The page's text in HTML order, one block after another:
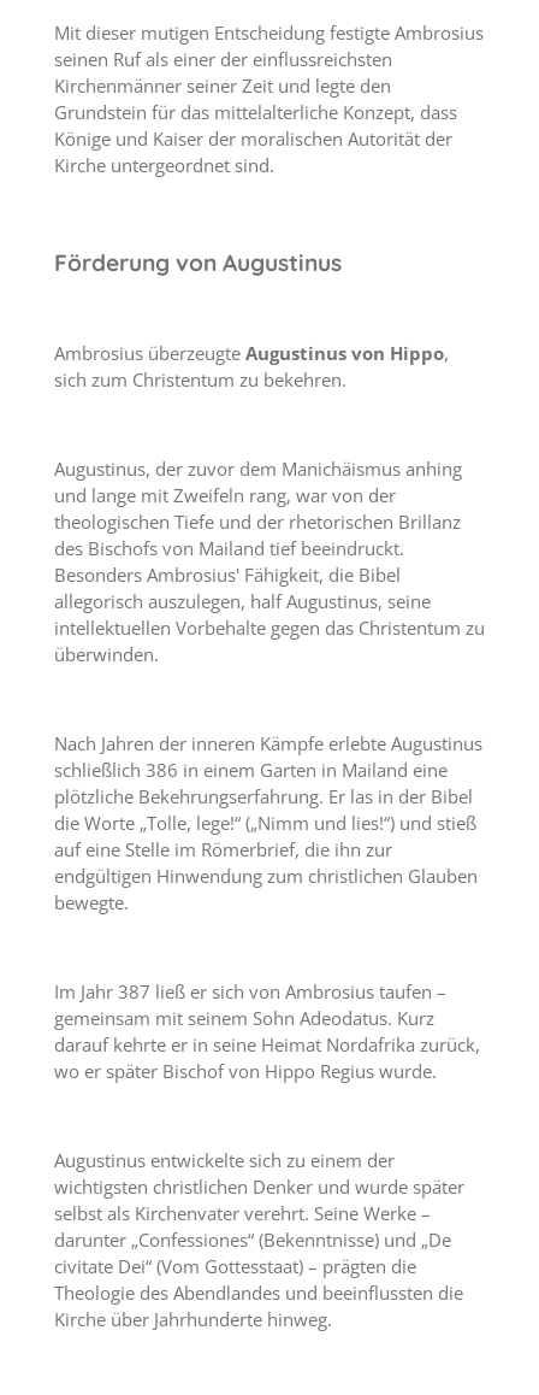
Mit dieser mutigen Entscheidung festigte Ambrosius
seinen Ruf als einer der einflussreichsten
Kirchenmänner seiner Zeit und legte den
Grundstein für das mittelalterliche Konzept, dass
Könige und Kaiser der moralischen Autorität der
Kirche untergeordnet sind.
Förderung von Augustinus
Ambrosius überzeugte Augustinus von Hippo,
sich zum Christentum zu bekehren.
Augustinus, der zuvor dem Manichäismus anhing
und lange mit Zweifeln rang, war von der
theologischen Tiefe und der rhetorischen Brillanz
des Bischofs von Mailand tief beeindruckt.
Besonders Ambrosius' Fähigkeit, die Bibel
allegorisch auszulegen, half Augustinus, seine
intellektuellen Vorbehalte gegen das Christentum zu
überwinden.
Nach Jahren der inneren Kämpfe erlebte Augustinus
schließlich 386 in einem Garten in Mailand eine
plötzliche Bekehrungserfahrung. Er las in der Bibel
die Worte „Tolle, lege!“ („Nimm und lies!“) und stieß
auf eine Stelle im Römerbrief, die ihn zur
endgültigen Hinwendung zum christlichen Glauben
bewegte.
Im Jahr 387 ließ er sich von Ambrosius taufen –
gemeinsam mit seinem Sohn Adeodatus. Kurz
darauf kehrte er in seine Heimat Nordafrika zurück,
wo er später Bischof von Hippo Regius wurde.
Augustinus entwickelte sich zu einem der
wichtigsten christlichen Denker und wurde später
selbst als Kirchenvater verehrt. Seine Werke –
darunter „Confessiones“ (Bekenntnisse) und „De
civitate Dei“ (Vom Gottesstaat) – prägten die
Theologie des Abendlandes und beeinflussten die
Kirche über Jahrhunderte hinweg.